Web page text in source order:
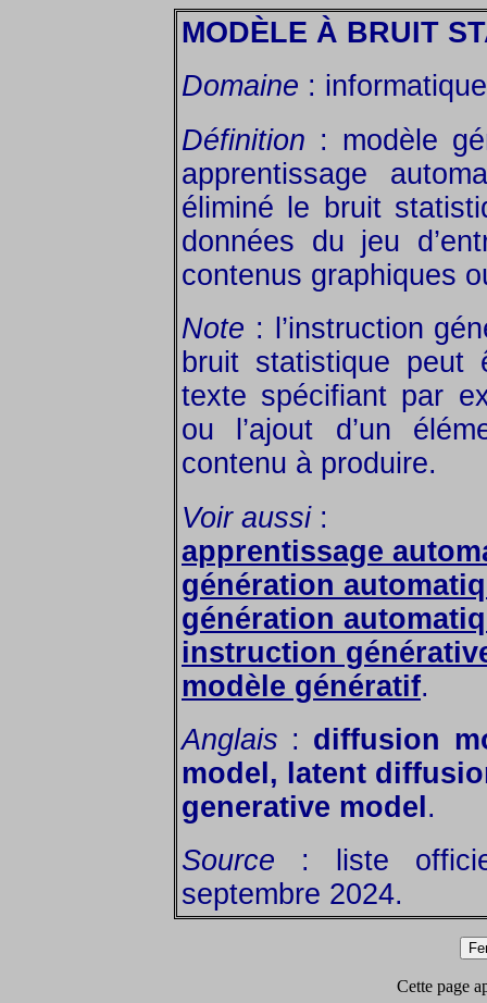
MODÈLE À BRUIT
Domaine :
Définition : modèle
apprentissage
éliminé le bruit
données du jeu
contenus graphiques
Note : l’instruction
bruit statistique peut
texte spécifiant par
ou l’ajout d’un
contenu à produire.
Voir aussi:
apprentissage
génération
génération
instruction
modèle génératif.
Anglais : diffusion
model, latent
generative model .
Source : liste
septembre 2024.
Cette page